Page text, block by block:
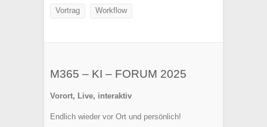
Vortrag Workflow
M365 – KI – FORUM 2025
Vorort, Live, interaktiv
Endlich wieder vor Ort und persönlich!